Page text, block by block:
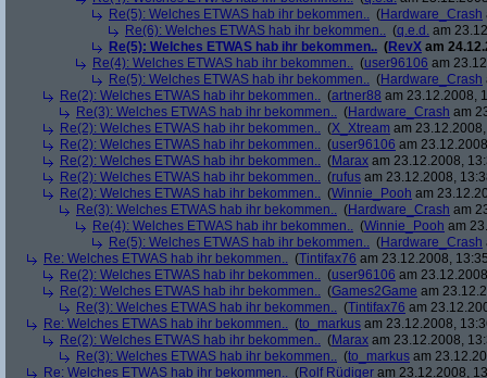
Re(5): Welches ETWAS hab ihr bekommen.. (Hardware_Crash
Re(6): Welches ETWAS hab ihr bekommen.. (q.e.d. am
Re(5): Welches ETWAS hab ihr bekommen.. (RevX am
Re(4): Welches ETWAS hab ihr bekommen.. (user96106 am
Re(5): Welches ETWAS hab ihr bekommen.. (Hardware_Crash
Re(2): Welches ETWAS hab ihr bekommen.. (artner88 am 23.12.2008,
Re(3): Welches ETWAS hab ihr bekommen.. (Hardware_Crash am
Re(2): Welches ETWAS hab ihr bekommen.. (X_Xtream am
Re(2): Welches ETWAS hab ihr bekommen.. (user96106 am
Re(2): Welches ETWAS hab ihr bekommen.. (Marax am 23.12.2008,
Re(2): Welches ETWAS hab ihr bekommen.. (rufus am 23.12.2008,
Re(2): Welches ETWAS hab ihr bekommen.. (Winnie_Pooh am
Re(3): Welches ETWAS hab ihr bekommen.. (Hardware_Crash am
Re(4): Welches ETWAS hab ihr bekommen.. (Winnie_Pooh am
Re(5): Welches ETWAS hab ihr bekommen.. (Hardware_Crash
Re: Welches ETWAS hab ihr bekommen.. (Tintifax76 am 23.12.2008,
Re(2): Welches ETWAS hab ihr bekommen.. (user96106 am
Re(2): Welches ETWAS hab ihr bekommen.. (Games2Game am
Re(3): Welches ETWAS hab ihr bekommen.. (Tintifax76 am
Re: Welches ETWAS hab ihr bekommen.. (to_markus am 23.12.2008,
Re(2): Welches ETWAS hab ihr bekommen.. (Marax am 23.12.2008,
Re(3): Welches ETWAS hab ihr bekommen.. (to_markus am
Re: Welches ETWAS hab ihr bekommen.. (Rolf Rüdiger am 23.12.2008,